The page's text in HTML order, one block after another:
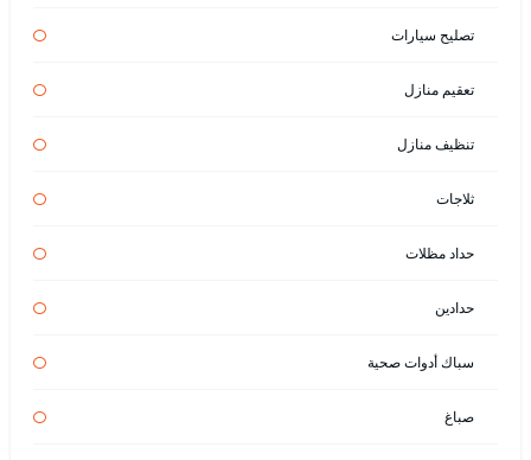
تصليح سيارات
تعقيم منازل
تنظيف منازل
ثلاجات
حداد مظلات
حدادين
سباك أدوات صحية
صباغ